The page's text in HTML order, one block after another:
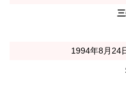
1994年8月24